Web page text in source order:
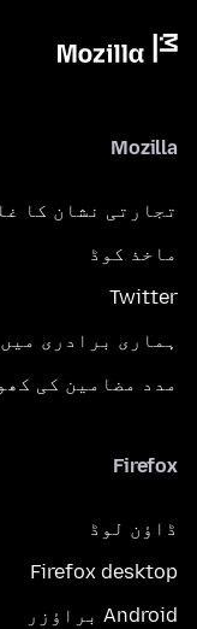
Mozilla
تجارتی نشان کا
ماخذ کوڈ
Twitter
ہماری برادری
مدد مضامین کی
Firefox
ڈاؤن لوڈ
Firefox desktop
Android براؤزر